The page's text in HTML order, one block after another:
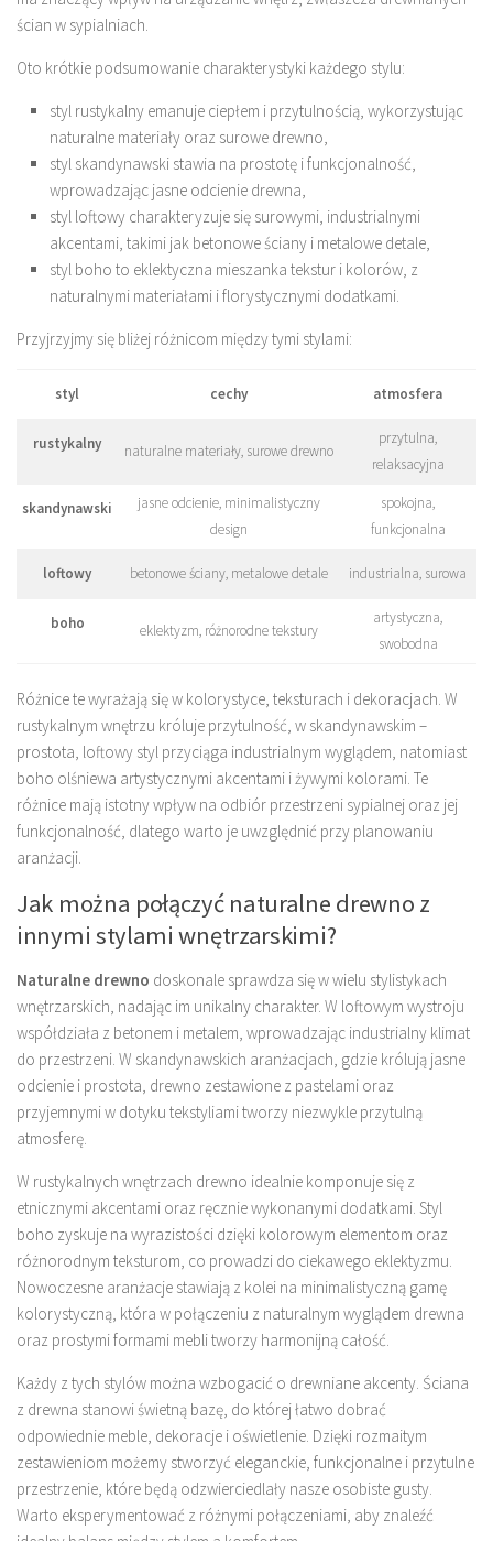
ścian w sypialniach.
Oto krótkie podsumowanie charakterystyki każdego stylu:
styl rustykalny emanuje ciepłem i przytulnością, wykorzystując
naturalne materiały oraz surowe drewno,
styl skandynawski stawia na prostotę i funkcjonalność,
wprowadzając jasne odcienie drewna,
styl loftowy charakteryzuje się surowymi, industrialnymi
akcentami, takimi jak betonowe ściany i metalowe detale,
styl boho to eklektyczna mieszanka tekstur i kolorów, z
naturalnymi materiałami i florystycznymi dodatkami.
Przyjrzyjmy się bliżej różnicom między tymi stylami:
styl cechy atmosfera
rustykalny naturalne materiały, surowe drewno
przytulna,
relaksacyjna
skandynawski
jasne odcienie, minimalistyczny
design
spokojna,
funkcjonalna
loftowy betonowe ściany, metalowe detale industrialna, surowa
boho eklektyzm, różnorodne tekstury
artystyczna,
swobodna
Różnice te wyrażają się w kolorystyce, teksturach i dekoracjach. W
rustykalnym wnętrzu króluje przytulność, w skandynawskim –
prostota, loftowy styl przyciąga industrialnym wyglądem, natomiast
boho olśniewa artystycznymi akcentami i żywymi kolorami. Te
różnice mają istotny wpływ na odbiór przestrzeni sypialnej oraz jej
funkcjonalność, dlatego warto je uwzględnić przy planowaniu
aranżacji.
Jak można połączyć naturalne drewno z
innymi stylami wnętrzarskimi?
Naturalne drewno doskonale sprawdza się w wielu stylistykach
wnętrzarskich, nadając im unikalny charakter. W loftowym wystroju
współdziała z betonem i metalem, wprowadzając industrialny klimat
do przestrzeni. W skandynawskich aranżacjach, gdzie królują jasne
odcienie i prostota, drewno zestawione z pastelami oraz
przyjemnymi w dotyku tekstyliami tworzy niezwykle przytulną
atmosferę.
W rustykalnych wnętrzach drewno idealnie komponuje się z
etnicznymi akcentami oraz ręcznie wykonanymi dodatkami. Styl
boho zyskuje na wyrazistości dzięki kolorowym elementom oraz
różnorodnym teksturom, co prowadzi do ciekawego eklektyzmu.
Nowoczesne aranżacje stawiają z kolei na minimalistyczną gamę
kolorystyczną, która w połączeniu z naturalnym wyglądem drewna
oraz prostymi formami mebli tworzy harmonijną całość.
Każdy z tych stylów można wzbogacić o drewniane akcenty. Ściana
z drewna stanowi świetną bazę, do której łatwo dobrać
odpowiednie meble, dekoracje i oświetlenie. Dzięki rozmaitym
zestawieniom możemy stworzyć eleganckie, funkcjonalne i przytulne
przestrzenie, które będą odzwierciedlały nasze osobiste gusty.
Warto eksperymentować z różnymi połączeniami, aby znaleźć